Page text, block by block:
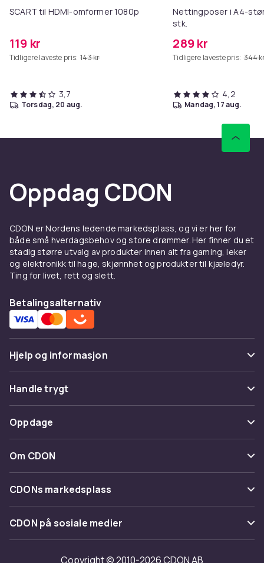
SCART til HDMI-omformer 1080p
119 kr
Tidligere laveste pris: 143 kr
3,7
torsdag, 20 aug.
Nettingposer i A4-
stk.
289 kr
Tidligere laveste pris: 344
4,2
mandag, 17 aug.
Oppdag CDON
CDON er Nordens ledende markedsplass, og vi er her for
både små hverdagsbehov og store drømmer. Her finner du et
stadig større utvalg av produkter innen alt fra gaming, leker
og elektronikk til hage, skjønnhet og produkter til kjæledyr.
Ting for livet, rett og slett.
Betalingsalternativ
Hjelp og informasjon
Vanlige spørsmål
Spor pakke
Angre & returner her
Kontakt oss
Handle trygt
Betaling
Levering
Tilbakekallinger
Oppdage
Kategorier
Varemerker
Om CDON
Om oss
Kundeanmeldelser
Jobbe på CDON
Investor relations
CDONs markedsplass
Merchant Help Center
CDON på sosiale medier
Copyright © 2010-2026 CDON AB